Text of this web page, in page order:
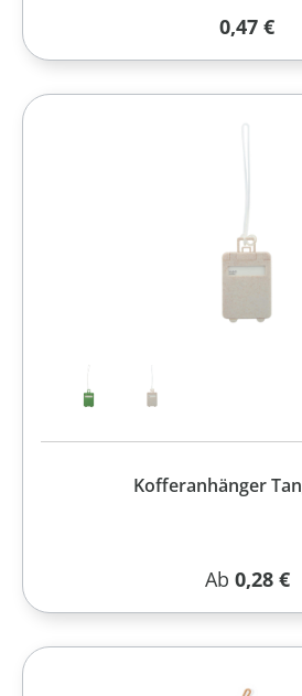
0,47 €
Kofferanhänger
Regulärer
Ab 0,28 €